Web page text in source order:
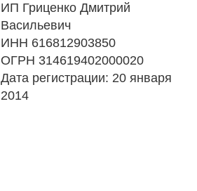
ИП Гриценко Дмитрий
Васильевич
ИНН 616812903850
ОГРН 314619402000020
Дата регистрации: 20 января
2014